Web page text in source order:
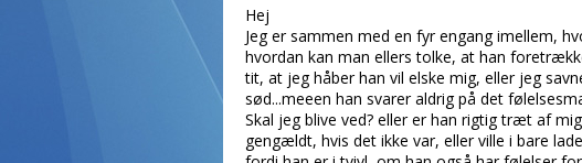
Hej
Jeg er sammen med en fyr engang imellem,
hvordan kan man ellers tolke, at han
tit, at jeg håber han vil elske mig, eller jeg
sød...meeen han svarer aldrig på det
Skal jeg blive ved? eller er han rigtig træt af
gengældt, hvis det ikke var, eller ville i bare